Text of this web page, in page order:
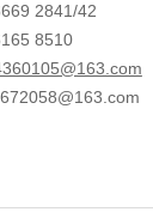
2841/42
8510